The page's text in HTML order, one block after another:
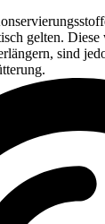
gelten.
sind